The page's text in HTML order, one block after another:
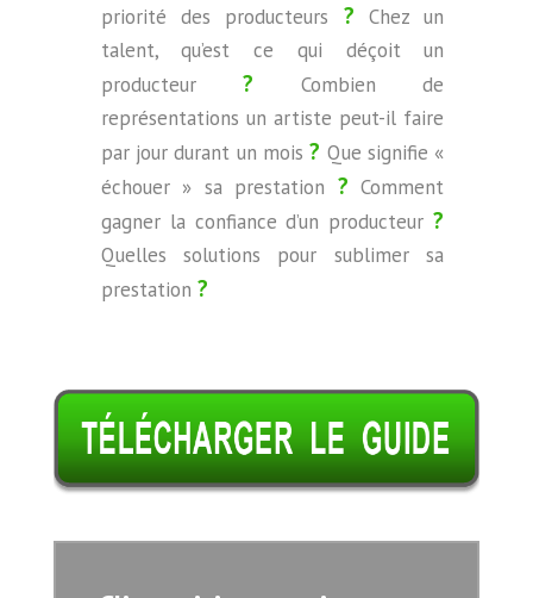
priorité des producteurs ? Chez un
talent, qu’est ce qui déçoit un
producteur? Combien de
représentations un artiste peut-il faire
par jour durant un mois? Que signifie «
échouer » sa prestation ? Comment
gagner la confiance d’un producteur?
Quelles solutions pour sublimer sa
prestation ?